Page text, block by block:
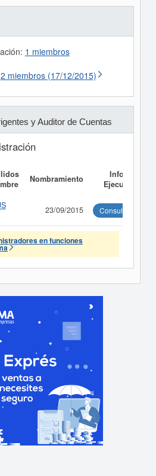
1 miembros
2 miembros (17/12/2015)
y Auditor de Cuentas
Nombramiento
Informe
Ejecutivo
23/09/2015 Consultar
en funciones